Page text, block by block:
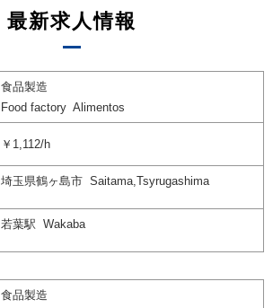
最新求人情報
食品製造
Food factory Alimentos
￥1,112/h
埼玉県鶴ヶ島市 Saitama,Tsyrugashima
若葉駅 Wakaba
食品製造